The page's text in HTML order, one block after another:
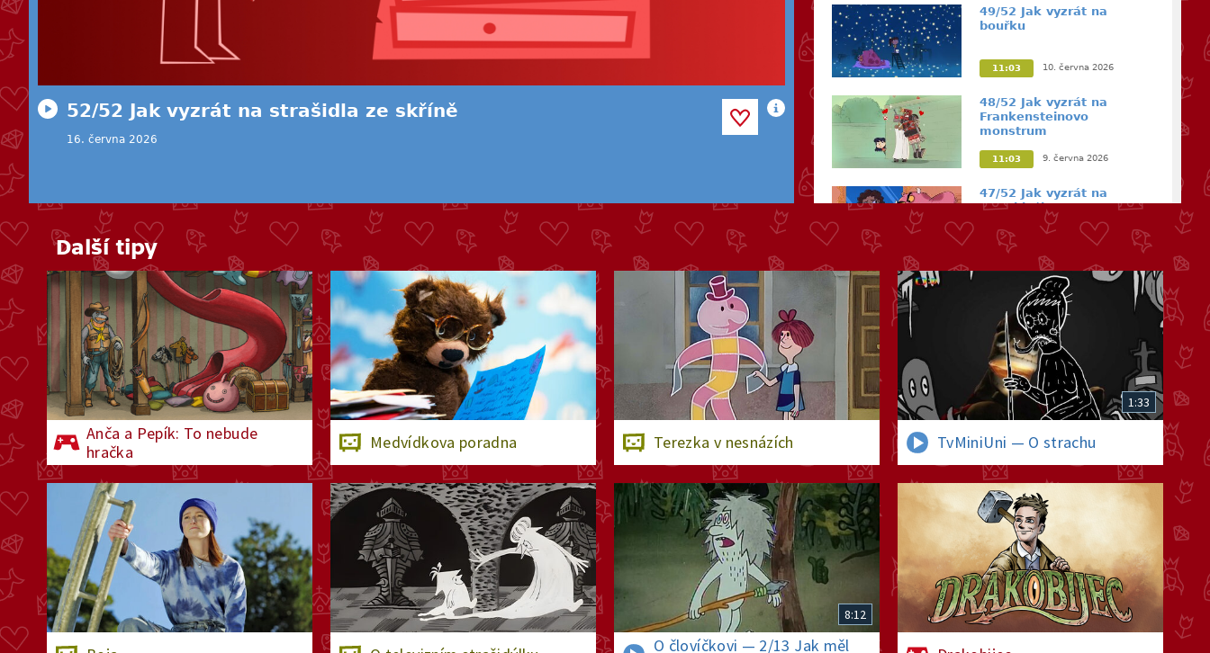
52/52 Jak vyzrát na strašidla ze skříně
16. června 2026
49/52 Jak vyzrát na
bouřku
11:03 10. června 2026
48/52 Jak vyzrát na
Frankensteinovo
monstrum
11:03 9. června 2026
47/52 Jak vyzrát na
ostrakizáky
11:03 8. června 2026
46/52 Jak vyzrát na
strašidelné figuríny
11:03 4. června 2026
45/52 Jak vyzrát na zlé
džiny
44/52 Jak vyzrát na
toboganové příšery
11:03 2. června 2026
43/52 Jak vyzrát na
časožroutské příšery
11:03 1. června 2026
42/52 Jak vyzrát na
Další tipy
Anča a Pepík: To nebude
hračka
Medvídkova poradna Terezka v nesnázích
1:33
TvMiniUni — O strachu
8:12
O človíčkovi — 2/13 Jak měl